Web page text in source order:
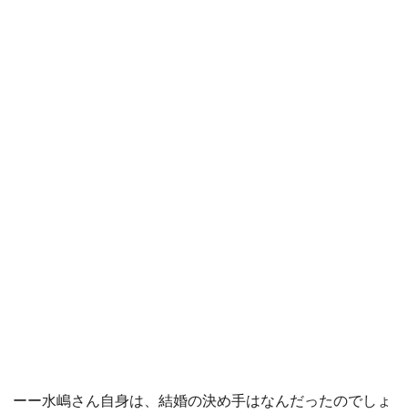
ーー水嶋さん自身は、結婚の決め手はなんだったのでしょ